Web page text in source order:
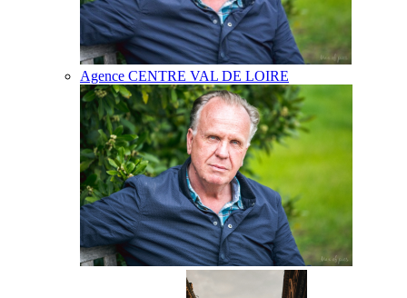
Agence CENTRE VAL DE LOIRE